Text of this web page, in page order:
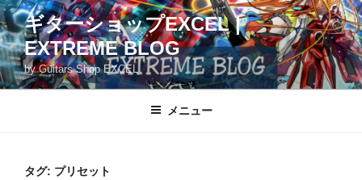
コ
ン
テ
ン
ツ
ギターショップEXCEL |
EXTREME BLOG
by Guitars Shop EXCEL
メニュー
タグ: プリセット